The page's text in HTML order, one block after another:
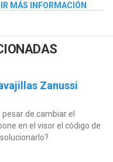
MÁS INFORMACIÓN
Zanussi
de cambiar el
en el visor el código de